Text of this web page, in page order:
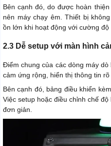
Bên cạnh đó, do được hoàn
nên máy chạy êm. Thiết bị
ồn lớn khi hoạt động với cường độ
2.3 Dễ setup với màn hình
Điểm chung của các dòng máy
cảm ứng rộng, hiển thị thông tin rõ
Bên cạnh đó, bảng điều khiển
Việc setup hoặc điều chỉnh chế
đơn giản.